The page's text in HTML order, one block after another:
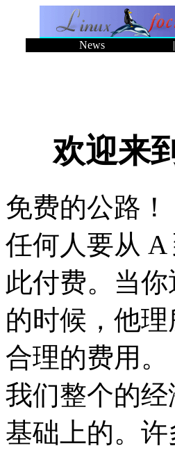
News |
欢迎来
免费的公路
任何人要从 A
此付费。当
的时候，他
合理的费用。
我们整个的
基础上的。